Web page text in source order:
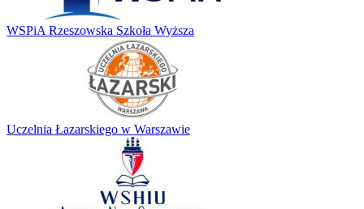
WSPiA Rzeszowska Szkoła Wyższa
Uczelnia Łazarskiego w Warszawie